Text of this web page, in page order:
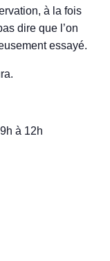
à la fois
dire que l’on
essayé.
à 12h